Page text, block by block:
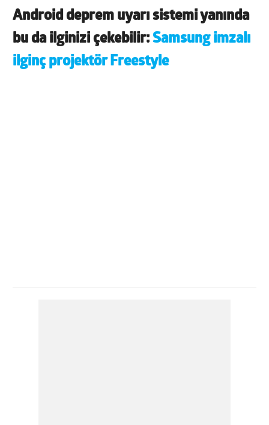
Android deprem uyarı sistemi yanında
bu da ilginizi çekebilir: Samsung imzalı
ilginç projektör Freestyle